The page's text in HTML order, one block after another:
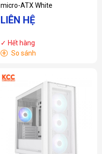
micro-ATX White
LIÊN HỆ
✓ Hết hàng
+ So sánh